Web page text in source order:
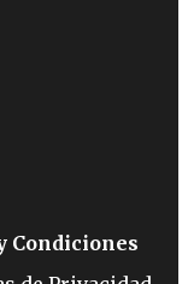
Condiciones